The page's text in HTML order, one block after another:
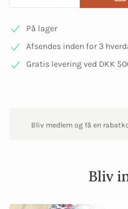
På lager
Afsendes inden for 3
Gratis levering ved DKK
Bliv medlem og få en
Bliv